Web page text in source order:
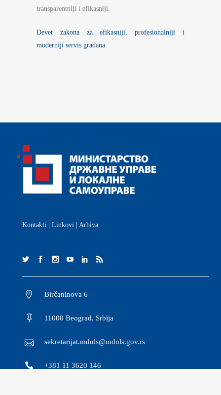
transparentniji i efikasniji.
Devet zakona za efikasniji, profesionalniji i
moderniji servis građana
Kontakti Linkovi Arhiva
Birčaninova 6
11000 Beograd, Srbija
sekretarijat.mduls@mduls.gov.rs
+381 11 3620 146